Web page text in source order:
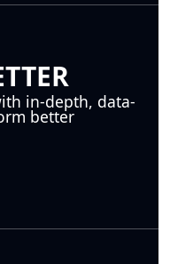
in-depth, data-
better